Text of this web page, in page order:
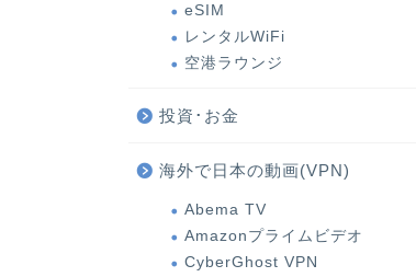
eSIM
レンタルWiFi
空港ラウンジ
投資･お金
海外で日本の動画(VPN)
Abema TV
Amazonプライムビデオ
CyberGhost VPN